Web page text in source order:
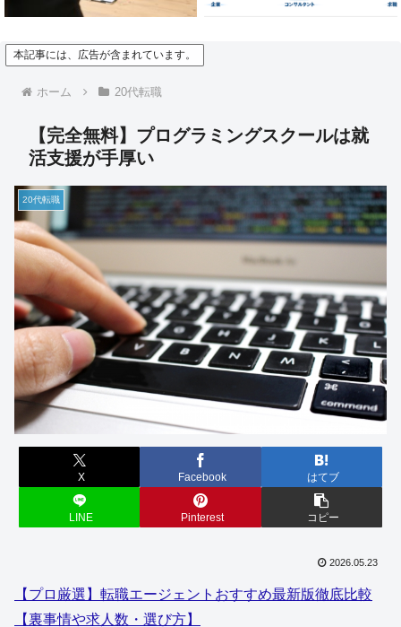
本記事には、広告が含まれています。
ホーム 20代転職
【完全無料】プログラミングスクールは就
活支援が手厚い
20代転職
X Facebook はてブ
LINE Pinterest コピー
2026.05.23
【プロ厳選】転職エージェントおすすめ最新版徹底比較
【裏事情や求人数・選び方】